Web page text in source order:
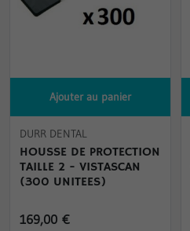
Ajouter au panier
DURR DENTAL
HOUSSE DE PROTECTION
TAILLE 2 - VISTASCAN
(300 UNITEES)
169,00 €